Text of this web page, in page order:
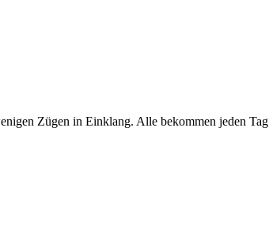
Zügen in Einklang. Alle bekommen jeden Tag